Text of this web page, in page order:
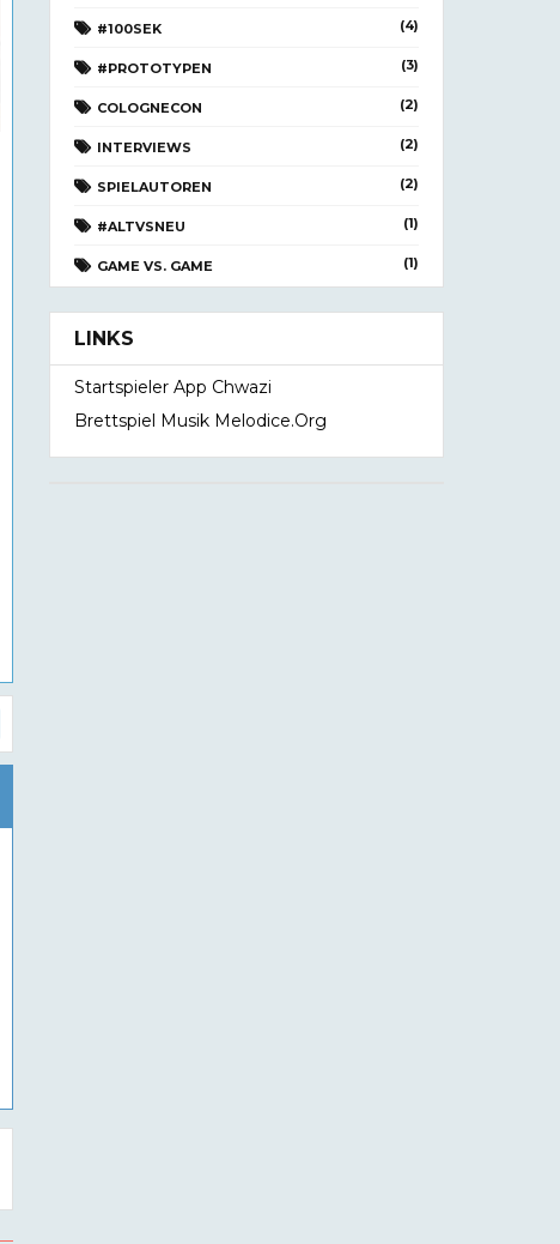
#100SEK (4)
#PROTOTYPEN (3)
COLOGNECON (2)
INTERVIEWS (2)
SPIELAUTOREN (2)
#ALTVSNEU (1)
GAME VS. GAME (1)
LINKS
Startspieler App Chwazi
Brettspiel Musik Melodice.org